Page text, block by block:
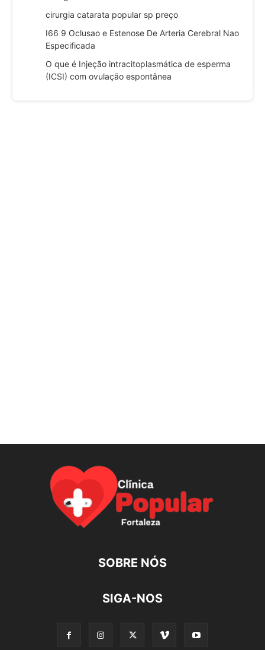
cirurgia catarata popular sp preço
I66 9 Oclusao e Estenose De Arteria Cerebral Nao
Especificada
O que é Injeção intracitoplasmática de esperma
(ICSI) com ovulação espontânea
SOBRE NÓS
SIGA-NOS